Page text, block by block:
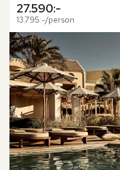
27.590:-
13.795:-/person